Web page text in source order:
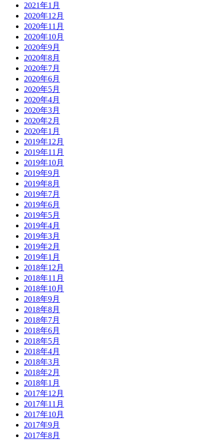
2021年1月
2020年12月
2020年11月
2020年10月
2020年9月
2020年8月
2020年7月
2020年6月
2020年5月
2020年4月
2020年3月
2020年2月
2020年1月
2019年12月
2019年11月
2019年10月
2019年9月
2019年8月
2019年7月
2019年6月
2019年5月
2019年4月
2019年3月
2019年2月
2019年1月
2018年12月
2018年11月
2018年10月
2018年9月
2018年8月
2018年7月
2018年6月
2018年5月
2018年4月
2018年3月
2018年2月
2018年1月
2017年12月
2017年11月
2017年10月
2017年9月
2017年8月